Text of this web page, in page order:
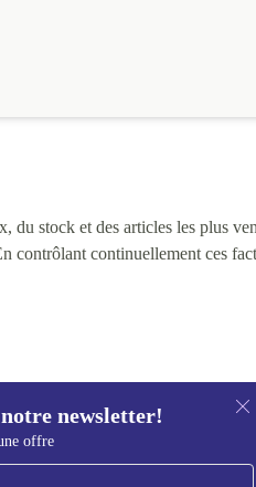
du stock et des articles les plus
continuellement ces
newsletter!
offre